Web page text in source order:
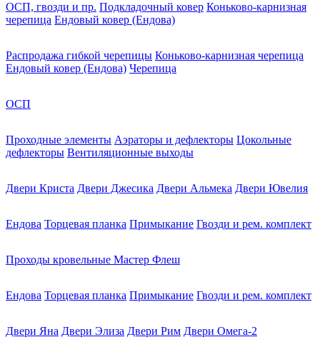
ОСП, гвозди и пр. Подкладочный ковер Коньково-карнизная
черепица Ендовый ковер (Ендова)
Распродажа гибкой черепицы Коньково-карнизная черепица
Ендовый ковер (Ендова) Черепица
ОСП
Проходные элементы Аэраторы и дефлекторы Цокольные
дефлекторы Вентиляционные выходы
Двери Криста Двери Джесика Двери Альмека Двери Ювелия
Ендова Торцевая планка Примыкание Гвозди и рем. комплект
Проходы кровельные Мастер Флеш
Ендова Торцевая планка Примыкание Гвозди и рем. комплект
Двери Яна Двери Элиза Двери Рим Двери Омега-2